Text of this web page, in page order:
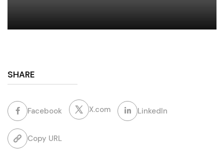
SHARE
Facebook X.com LinkedIn
Copy URL